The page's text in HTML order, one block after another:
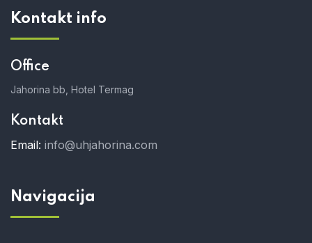
Kontakt info
Office
Jahorina bb, Hotel Termag
Kontakt
Email: info@uhjahorina.com
Navigacija